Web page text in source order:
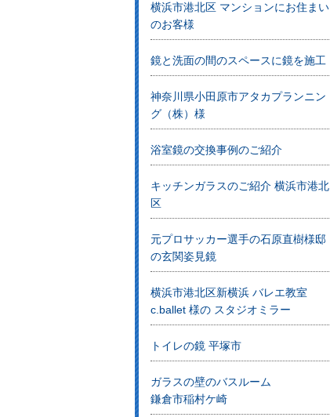
横浜市港北区 マンションにお住まい
のお客様
鏡と洗面の間のスペースに鏡を施工
神奈川県小田原市アタカプランニン
グ（株）様
浴室鏡の交換事例のご紹介
キッチンガラスのご紹介 横浜市港北
区
元プロサッカー選手の石原直樹様邸
の玄関姿見鏡
横浜市港北区新横浜 バレエ教室
c.ballet 様の スタジオミラー
トイレの鏡 平塚市
ガラスの壁のバスルーム
鎌倉市稲村ケ崎